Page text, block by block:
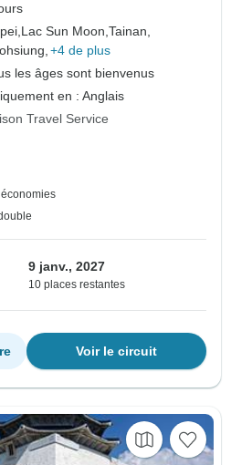
Lac Sun Moon,Tainan,
+4 de plus
les âges sont bienvenus
en : Anglais
Travel Service
9 janv., 2027
10 places restantes
Voir le circuit